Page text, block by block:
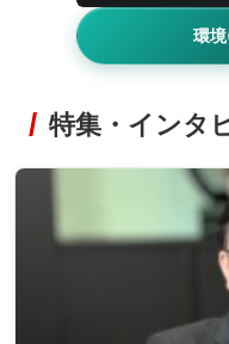
環
特集・インタ